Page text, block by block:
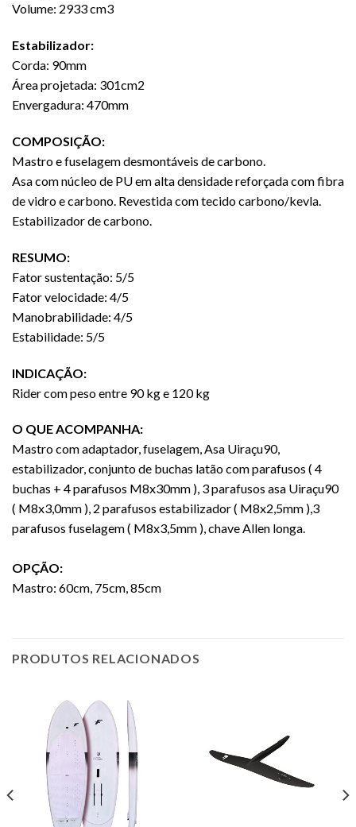
Volume: 2933 cm3
Estabilizador:
Corda: 90mm
Área projetada: 301cm2
Envergadura: 470mm
COMPOSIÇÃO:
Mastro e fuselagem desmontáveis de carbono.
Asa com núcleo de PU em alta densidade reforçada com fibra
de vidro e carbono. Revestida com tecido carbono/kevla.
Estabilizador de carbono.
RESUMO:
Fator sustentação: 5/5
Fator velocidade: 4/5
Manobrabilidade: 4/5
Estabilidade: 5/5
INDICAÇÃO:
Rider com peso entre 90 kg e 120 kg
O QUE ACOMPANHA:
Mastro com adaptador, fuselagem, Asa Uiraçu90,
estabilizador, conjunto de buchas latão com parafusos ( 4
buchas + 4 parafusos M8x30mm ), 3 parafusos asa Uiraçu90
( M8x3,0mm ), 2 parafusos estabilizador ( M8x2,5mm ),3
parafusos fuselagem ( M8x3,5mm ), chave Allen longa.
OPÇÃO:
Mastro: 60cm, 75cm, 85cm
PRODUTOS RELACIONADOS